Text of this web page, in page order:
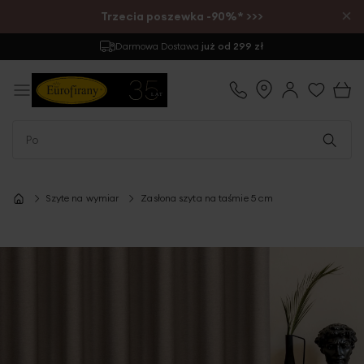
Trzecia poszewka -90%* >>> ×
Darmowa Dostawa już od 299 zł
Szyte na wymiar Zasłona szyta na taśmie 5 cm